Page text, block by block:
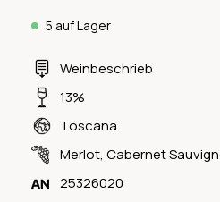
Weinbeschrieb
13%
Toscana
Merlot, Cabernet
25326020
5 auf Lager